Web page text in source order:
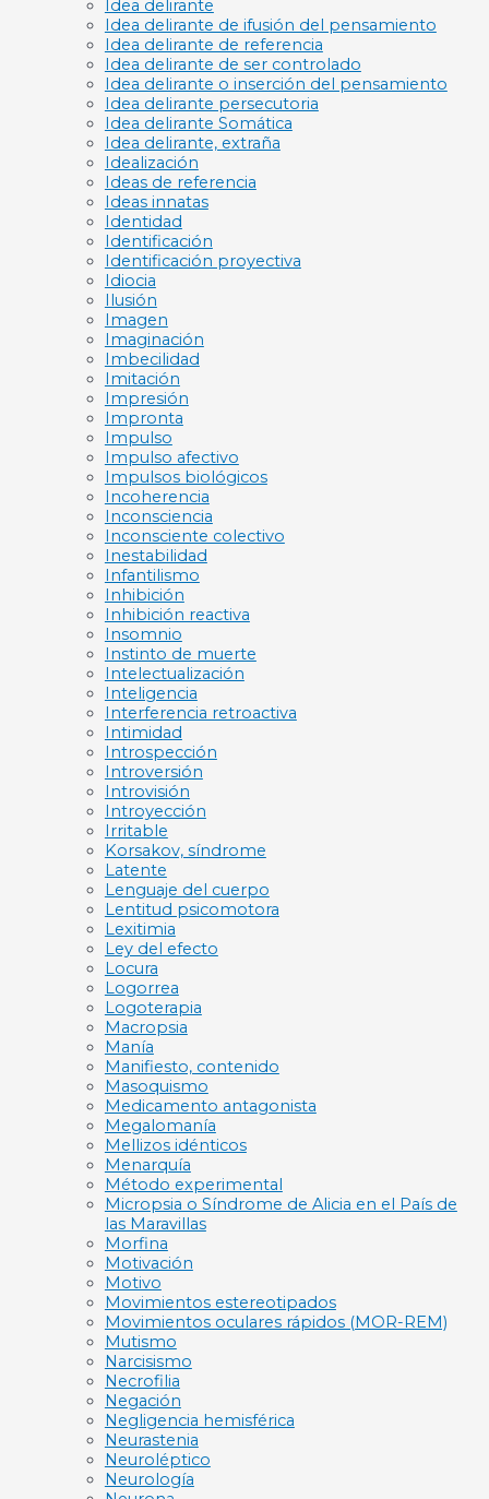
Idea delirante
Idea delirante de ifusión del pensamiento
Idea delirante de referencia
Idea delirante de ser controlado
Idea delirante o inserción del pensamiento
Idea delirante persecutoria
Idea delirante Somática
Idea delirante, extraña
Idealización
Ideas de referencia
Ideas innatas
Identidad
Identificación
Identificación proyectiva
Idiocia
Ilusión
Imagen
Imaginación
Imbecilidad
Imitación
Impresión
Impronta
Impulso
Impulso afectivo
Impulsos biológicos
Incoherencia
Inconsciencia
Inconsciente colectivo
Inestabilidad
Infantilismo
Inhibición
Inhibición reactiva
Insomnio
Instinto de muerte
Intelectualización
Inteligencia
Interferencia retroactiva
Intimidad
Introspección
Introversión
Introvisión
Introyección
Irritable
Korsakov, síndrome
Latente
Lenguaje del cuerpo
Lentitud psicomotora
Lexitimia
Ley del efecto
Locura
Logorrea
Logoterapia
Macropsia
Manía
Manifiesto, contenido
Masoquismo
Medicamento antagonista
Megalomanía
Mellizos idénticos
Menarquía
Método experimental
Micropsia o Síndrome de Alicia en el País de
las Maravillas
Morfina
Motivación
Motivo
Movimientos estereotipados
Movimientos oculares rápidos (MOR-REM)
Mutismo
Narcisismo
Necrofilia
Negación
Negligencia hemisférica
Neurastenia
Neuroléptico
Neurología